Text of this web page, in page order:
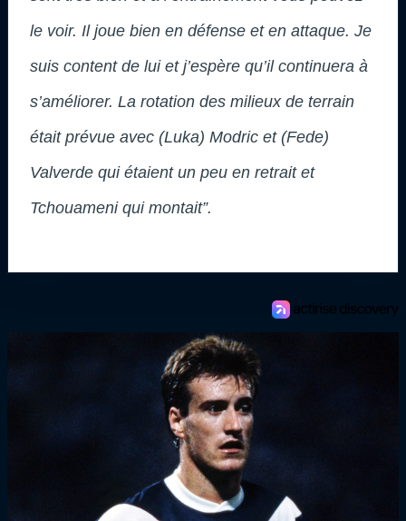
le voir. Il joue bien en défense et en attaque. Je
suis content de lui et j’espère qu’il continuera à
s’améliorer. La rotation des milieux de terrain
était prévue avec (Luka) Modric et (Fede)
Valverde qui étaient un peu en retrait et
Tchouameni qui montait”.